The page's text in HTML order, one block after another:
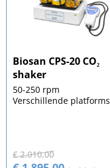
Biosan CPS-20 CO₂
shaker
50-250 rpm
Verschillende platforms
€ 2.010,00